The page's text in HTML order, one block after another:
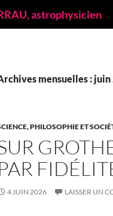
astrophysicien
mensuelles : juin
PHILOSOPHIE ET
PAR
4 JUIN 2026 LAISSER UN